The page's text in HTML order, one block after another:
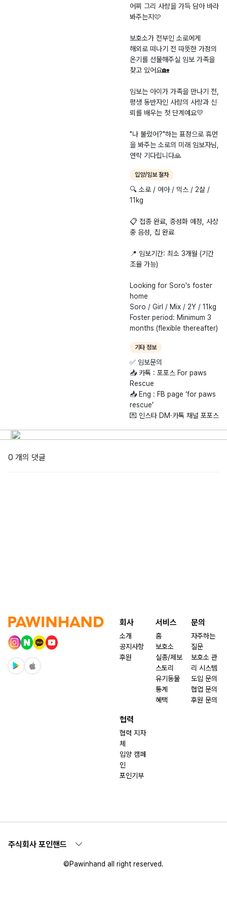
어찌 그리 사랑을 가득 담아 바라
봐주는지🩷
보호소가 전부인 소로에게
해외로 떠나기 전 따뜻한 가정의
온기를 선물해주실 임보 가족을
찾고 있어요🏡
​임보는 아이가 가족을 만나기 전,
평생 동반자인 사람의 사랑과 신
뢰를 배우는 첫 단계예요💛
"나 불렀어?"하는 표정으로 휴먼
을 봐주는 소로의 미래 임보자님,
연락 기다립니다🙏
입양/임보 절차
​🔍 소로 / 여아 / 믹스 / 2살 /
11kg
📋 접종 완료, 중성화 예정, 사상
충 음성, 칩 완료
📍 임보기간: 최소 3개월 (기간
조율 가능)
​Looking for Soro's foster
home
Soro / Girl / Mix / 2Y / 11kg
Foster period: Minimum 3
months (flexible thereafter)
기타 정보
​✅ 임보문의
📥 카톡 : 포포스 For paws
Rescue
📥 Eng : FB page ‘for paws
rescue’
💌 인스타 DM·카톡 채널 포포스
0 개의 댓글
회사
소개
공지사항
후원
서비스
홈
보호소
실종/제보
스토리
유기동물
통계
혜택
문의
자주하는
질문
보호소 관
리 시스템
도입 문의
협업 문의
후원 문의
협력
협력 지자
체
입양 캠페
인
포인기부
주식회사 포인핸드
©Pawinhand all right reserved.